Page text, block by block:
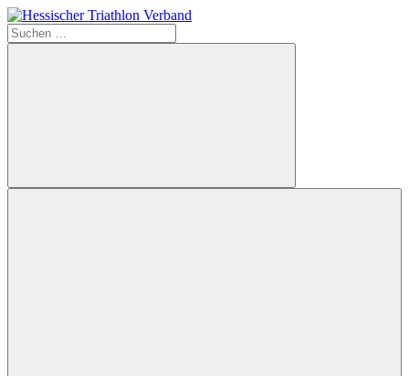
Zum
Inhalt
springen
Hessischer
Suchen
nach:
Suchen